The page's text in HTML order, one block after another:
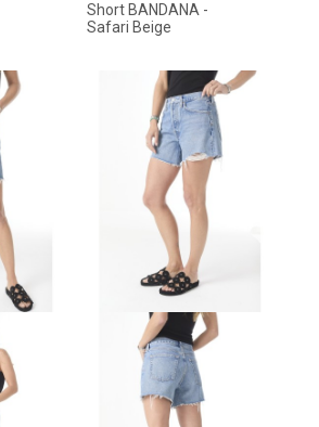
Short BANDANA -
Safari Beige